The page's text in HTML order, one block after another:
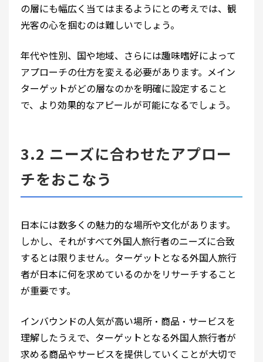
の層にも幅広く当てはまるようにとの考えでは、観
光客の心を掴むのは難しいでしょう。
年代や性別、国や地域、さらには趣味嗜好によって
アプローチの仕方を変える必要があります。メイン
ターゲットがどの層なのかを明確に設定すること
で、より効果的なアピールが可能になるでしょう。
3.2 ニーズに合わせたアプロー
チをおこなう
日本には数多くの魅力的な場所や文化があります。
しかし、それがすべて外国人旅行者のニーズに合致
するとは限りません。ターゲットとなる外国人旅行
者が日本に何を求めているのかをリサーチすること
が重要です。
インバウンドの人気が高い場所・商品・サービスを
理解したうえで、ターゲットとなる外国人旅行者が
求める商品やサービスを提供していくことが大切で